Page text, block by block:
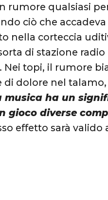
rumore qualsiasi
ciò che
nella corteccia
di stazione radio
topi, il rumore
di dolore nel
musica ha un
gioco diverse
effetto sarà